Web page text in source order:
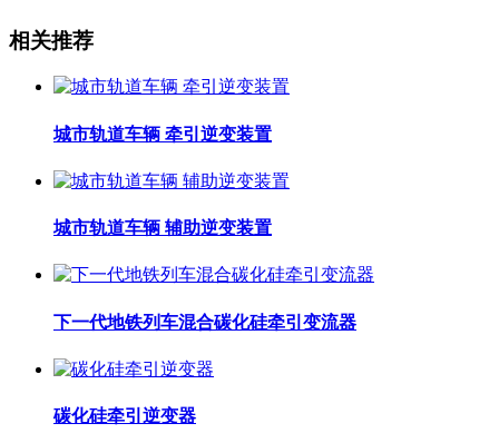
相关推荐
城市轨道车辆 牵引逆变装置
城市轨道车辆 辅助逆变装置
下一代地铁列车混合碳化硅牵引变流器
碳化硅牵引逆变器